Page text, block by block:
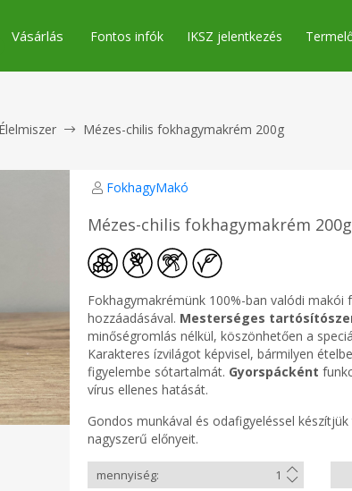
Vásárlás Fontos infók IKSZ jelentkezés
Élelmiszer Mézes-chilis fokhagymakrém 200g
FokhagyMakó
Mézes-chilis fokhagymakrém 200g
Fokhagymakrémünk 100%-ban valódi
hozzáadásával. Mesterséges
minőségromlás nélkül, köszönhetően a
Karakteres ízvilágot képvisel, bármilyen
figyelembe sótartalmát. Gyorspácként
vírus ellenes hatását.
Gondos munkával és odafigyeléssel
nagyszerű előnyeit.